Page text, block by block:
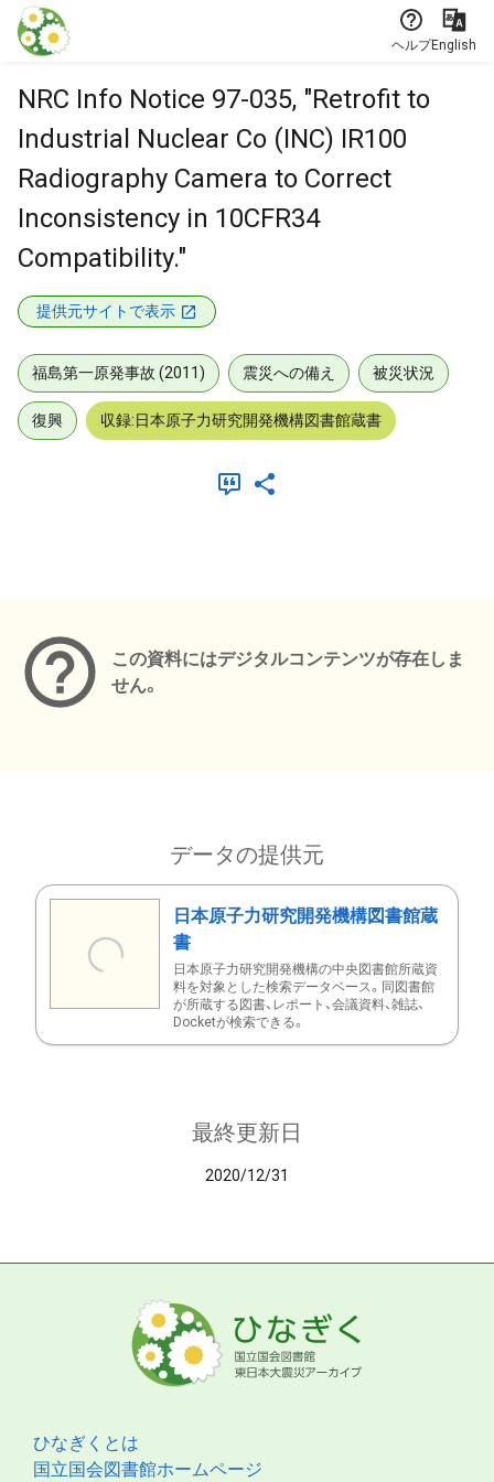
本文に飛ぶ
ヘルプEnglish
NRC Info Notice 97-035, "Retrofit to
Industrial Nuclear Co (INC) IR100
Radiography Camera to Correct
Inconsistency in 10CFR34
Compatibility."
提供元サイトで表示
福島第一原発事故 (2011) 震災への備え 被災状況
復興 収録:日本原子力研究開発機構図書館蔵書
この資料にはデジタルコンテンツが存在しま
せん。
データの提供元
日本原子力研究開発機構図書館蔵
書
日本原子力研究開発機構の中央図書館所蔵資
料を対象とした検索データベース。同図書館
が所蔵する図書、レポート、会議資料、雑誌、
Docketが検索できる。
最終更新日
2020/12/31
ひなぎくとは
国立国会図書館ホームページ